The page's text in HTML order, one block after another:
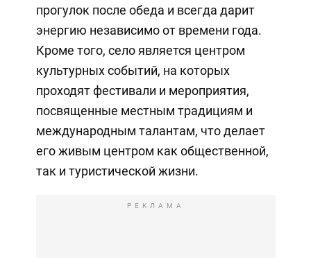
прогулок после обеда и всегда дарит
энергию независимо от времени года.
Кроме того, село является центром
культурных событий, на которых
проходят фестивали и мероприятия,
посвященные местным традициям и
международным талантам, что делает
его живым центром как общественной,
так и туристической жизни.
РЕКЛАМА